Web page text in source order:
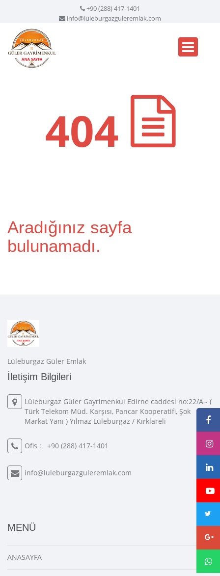
+90 (288) 417-1401
info@luleburgazguleremlak.com
404
Aradığınız sayfa
bulunamadı.
Lüleburgaz Güler Emlak
İletişim Bilgileri
Lüleburgaz Güler Gayrimenkul Edirne caddesi no:22/A - (
Türk Telekom Müd. Karşısı, Pancar Kooperatifi, Şok
Markat Yanı ) Yılmaz Lüleburgaz / Kırklareli
Ofis : +90 (288) 417-1401
info@luleburgazguleremlak.com
MENÜ
ANASAYFA